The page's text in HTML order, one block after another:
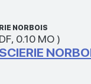
NORBOIS
, 0.10 MO )